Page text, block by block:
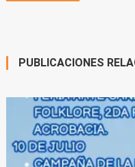
PUBLICACIONES